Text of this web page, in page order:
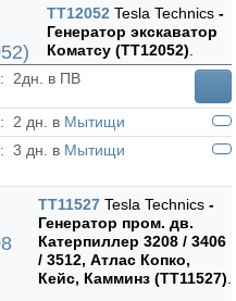
TT12052Tesla Technics-
Генератор экскаватор
Коматсу (TT12052)
: 2дн. в ПВ
: 2 дн. в Мытищи
: 3 дн. в Мытищи
TT11527 Tesla Technics -
Генератор пром. дв.
Катерпиллер 3208 / 3406
/ 3512, Атлас Копко,
Кейс, Камминз (TT11527)